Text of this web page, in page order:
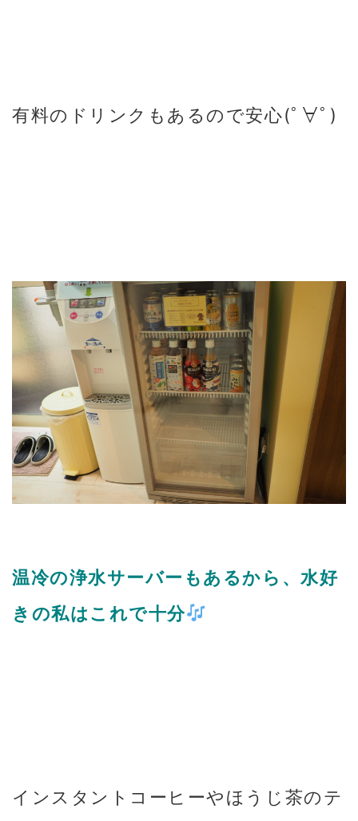
有料のドリンクもあるので安心(ﾟ∀ﾟ)
温冷の浄水サーバーもあるから、水好
きの私はこれで十分
インスタントコーヒーやほうじ茶のテ